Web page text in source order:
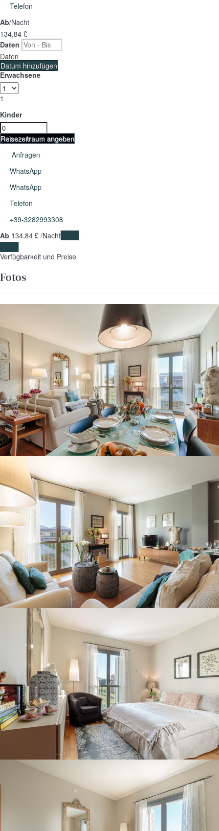
Telefon
Ab/Nacht
134,84 £
Daten
Daten
Datum hinzufügen
Erwachsene
1
Kinder
Reisezeitraum angeben
Anfragen
WhatsApp
WhatsApp
Telefon
+39-3282993308
Ab 134,84 £ /Nacht
Verfügbarkeit und Preise
Fotos